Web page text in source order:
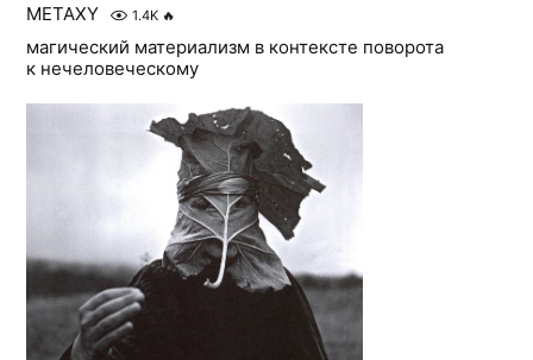
METAXY 1.4K 🔥
магический материализм в контексте поворота
к нечеловеческому